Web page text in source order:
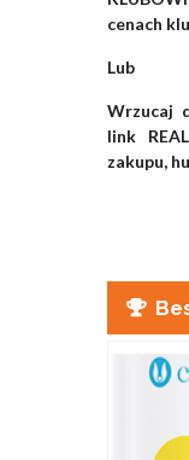
cenach
Lub
Wrzucaj
link
zakupu,